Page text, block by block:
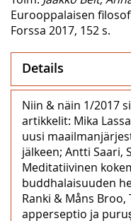
Eurooppalaisen
Forssa 2017, 152 s.
Details
Niin & näin 1/2017
artikkelit: Mika
uusi
jälkeen; Antti Saari,
Meditatiivinen
buddhalaisuuden
Ranki & Måns
apperseptio ja